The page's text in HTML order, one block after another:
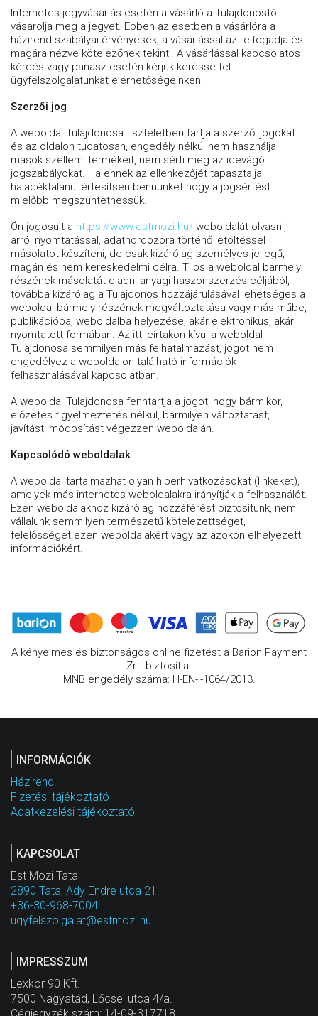
Internetes jegyvásárlás esetén a vásárló a Tulajdonostól
vásárolja meg a jegyet. Ebben az esetben a vásárlóra a
házirend szabályai érvényesek, a vásárlással azt elfogadja és
magára nézve kötelezőnek tekinti. A vásárlással kapcsolatos
kérdés vagy panasz esetén kérjük keresse fel
ügyfélszolgálatunkat elérhetőségeinken.
Szerzői jog
A weboldal Tulajdonosa tiszteletben tartja a szerzői jogokat
és az oldalon tudatosan, engedély nélkül nem használja
mások szellemi termékeit, nem sérti meg az idevágó
jogszabályokat. Ha ennek az ellenkezőjét tapasztalja,
haladéktalanul értesítsen bennünket hogy a jogsértést
mielőbb megszüntethessük.
Ön jogosult a https://www.estmozi.hu/ weboldalát olvasni,
arról nyomtatással, adathordozóra történő letöltéssel
másolatot készíteni, de csak kizárólag személyes jellegű,
magán és nem kereskedelmi célra. Tilos a weboldal bármely
részének másolatát eladni anyagi haszonszerzés céljából,
továbbá kizárólag a Tulajdonos hozzájárulásával lehetséges a
weboldal bármely részének megváltoztatása vagy más műbe,
publikációba, weboldalba helyezése, akár elektronikus, akár
nyomtatott formában. Az itt leírtakon kívül a weboldal
Tulajdonosa semmilyen más felhatalmazást, jogot nem
engedélyez a weboldalon található információk
felhasználásával kapcsolatban.
A weboldal Tulajdonosa fenntartja a jogot, hogy bármikor,
előzetes figyelmeztetés nélkül, bármilyen változtatást,
javítást, módosítást végezzen weboldalán.
Kapcsolódó weboldalak
A weboldal tartalmazhat olyan hiperhivatkozásokat (linkeket),
amelyek más internetes weboldalakra irányítják a felhasználót.
Ezen weboldalakhoz kizárólag hozzáférést biztosítunk, nem
vállalunk semmilyen természetű kötelezettséget,
felelősséget ezen weboldalakért vagy az azokon elhelyezett
információkért.
A kényelmes és biztonságos online fizetést a Barion Payment
Zrt. biztosítja.
MNB engedély száma: H-EN-I-1064/2013.
INFORMÁCIÓK
Házirend
Fizetési tájékoztató
Adatkezelési tájékoztató
KAPCSOLAT
Est Mozi Tata
2890 Tata, Ady Endre utca 21.
+36-30-968-7004
ugyfelszolgalat@estmozi.hu
IMPRESSZUM
Lexkor 90 Kft.
7500 Nagyatád, Lőcsei utca 4/a.